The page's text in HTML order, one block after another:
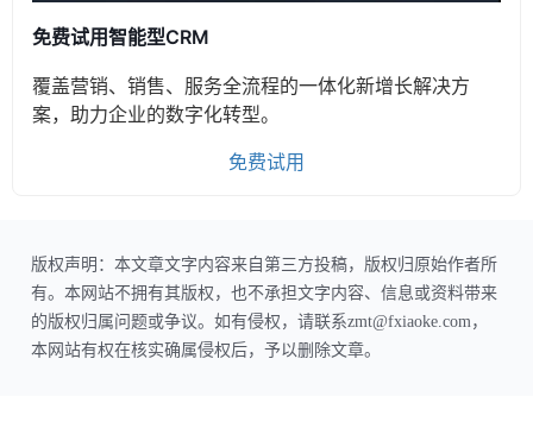
免费试用智能型CRM
覆盖营销、销售、服务全流程的一体化新增长解决方
案，助力企业的数字化转型。
免费试用
版权声明：本文章文字内容来自第三方投稿，版权归原始作者所
有。本网站不拥有其版权，也不承担文字内容、信息或资料带来
的版权归属问题或争议。如有侵权，请联系zmt@fxiaoke.com，
本网站有权在核实确属侵权后，予以删除文章。